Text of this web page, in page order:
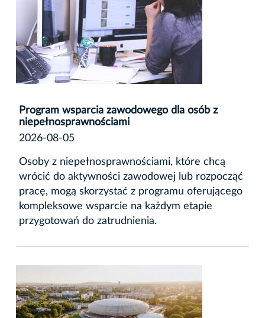
Program wsparcia zawodowego dla osób z
niepełnosprawnościami
2026-08-05
Osoby z niepełnosprawnościami, które chcą
wrócić do aktywności zawodowej lub rozpocząć
pracę, mogą skorzystać z programu oferującego
kompleksowe wsparcie na każdym etapie
przygotowań do zatrudnienia.